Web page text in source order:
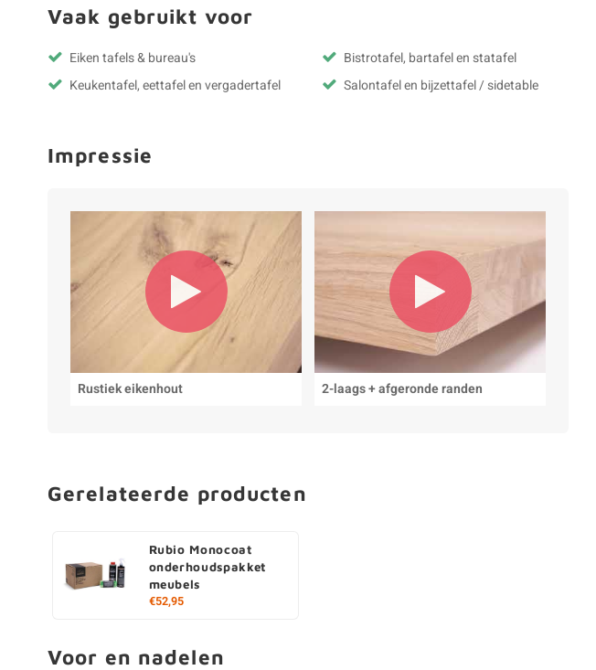
Vaak gebruikt voor
Eiken tafels & bureau's
Keukentafel, eettafel en vergadertafel
Bistrotafel, bartafel en statafel
Salontafel en bijzettafel / sidetable
Impressie
Rustiek eikenhout 2-laags + afgeronde randen
Gerelateerde producten
Rubio Monocoat
onderhoudspakket
meubels
€52,95
Voor en nadelen